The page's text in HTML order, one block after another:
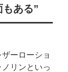
ある”
ーローショ
リンといっ